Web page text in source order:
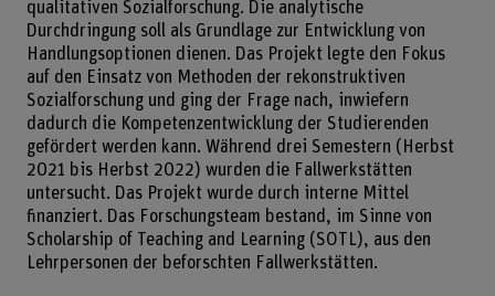
qualitativen Sozialforschung. Die analytische
Durchdringung soll als Grundlage zur Entwicklung von
Handlungsoptionen dienen. Das Projekt legte den Fokus
auf den Einsatz von Methoden der rekonstruktiven
Sozialforschung und ging der Frage nach, inwiefern
dadurch die Kompetenzentwicklung der Studierenden
gefördert werden kann. Während drei Semestern (Herbst
2021 bis Herbst 2022) wurden die Fallwerkstätten
untersucht. Das Projekt wurde durch interne Mittel
finanziert. Das Forschungsteam bestand, im Sinne von
Scholarship of Teaching and Learning (SOTL), aus den
Lehrpersonen der beforschten Fallwerkstätten.